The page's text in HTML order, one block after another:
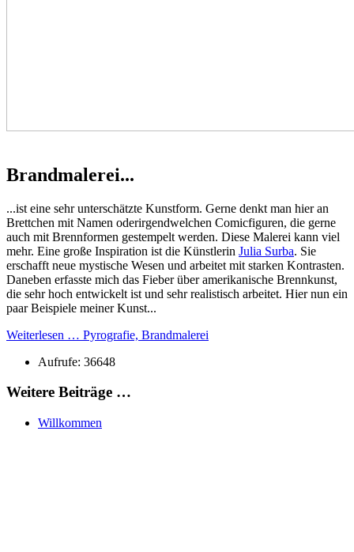
Brandmalerei...
...ist eine sehr unterschätzte Kunstform. Gerne denkt man hier an
Brettchen mit Namen oderirgendwelchen Comicfiguren, die gerne
auch mit Brennformen gestempelt werden. Diese Malerei kann viel
mehr. Eine große Inspiration ist die Künstlerin Julia Surba. Sie
erschafft neue mystische Wesen und arbeitet mit starken Kontrasten.
Daneben erfasste mich das Fieber über amerikanische Brennkunst,
die sehr hoch entwickelt ist und sehr realistisch arbeitet. Hier nun ein
paar Beispiele meiner Kunst...
Weiterlesen … Pyrografie, Brandmalerei
Aufrufe: 36648
Weitere Beiträge …
Willkommen